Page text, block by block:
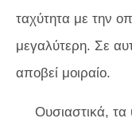
ταχύτητα με την
μεγαλύτερη. Σε
αποβεί μοιραίο.
Ουσιαστικά, τα